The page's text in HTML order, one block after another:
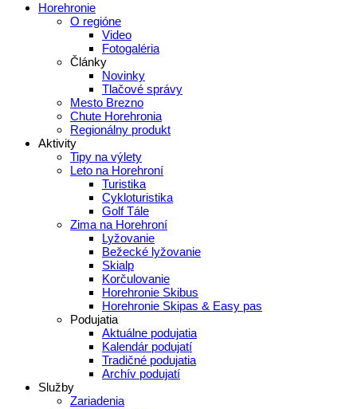
Horehronie
O regióne
Video
Fotogaléria
Články
Novinky
Tlačové správy
Mesto Brezno
Chute Horehronia
Regionálny produkt
Aktivity
Tipy na výlety
Leto na Horehroní
Turistika
Cykloturistika
Golf Tále
Zima na Horehroní
Lyžovanie
Bežecké lyžovanie
Skialp
Korčulovanie
Horehronie Skibus
Horehronie Skipas & Easy pas
Podujatia
Aktuálne podujatia
Kalendár podujatí
Tradičné podujatia
Archív podujatí
Služby
Zariadenia